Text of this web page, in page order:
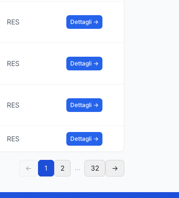
RES Dettagli →
RES Dettagli →
RES Dettagli →
RES Dettagli →
← 1 2 ... 32 →